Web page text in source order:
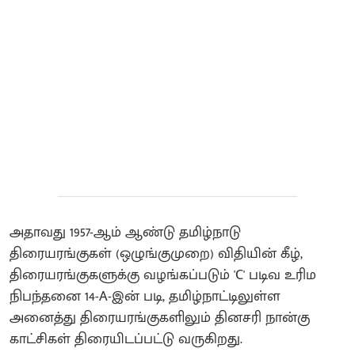
அதாவது 1957-ஆம் ஆண்டு தமிழ்நாடு
திரையரங்குகள் (ஒழுங்குமுறை) விதியின் கீழ்,
திரையரங்குகளுக்கு வழங்கப்படும் 'C' படிவ உரிம
நிபந்தனை 14-A-இன் படி, தமிழ்நாட்டிலுள்ள
அனைத்து திரையரங்குகளிலும் தினசரி நான்கு
காட்சிகள் திரையிடப்பட்டு வருகிறது.